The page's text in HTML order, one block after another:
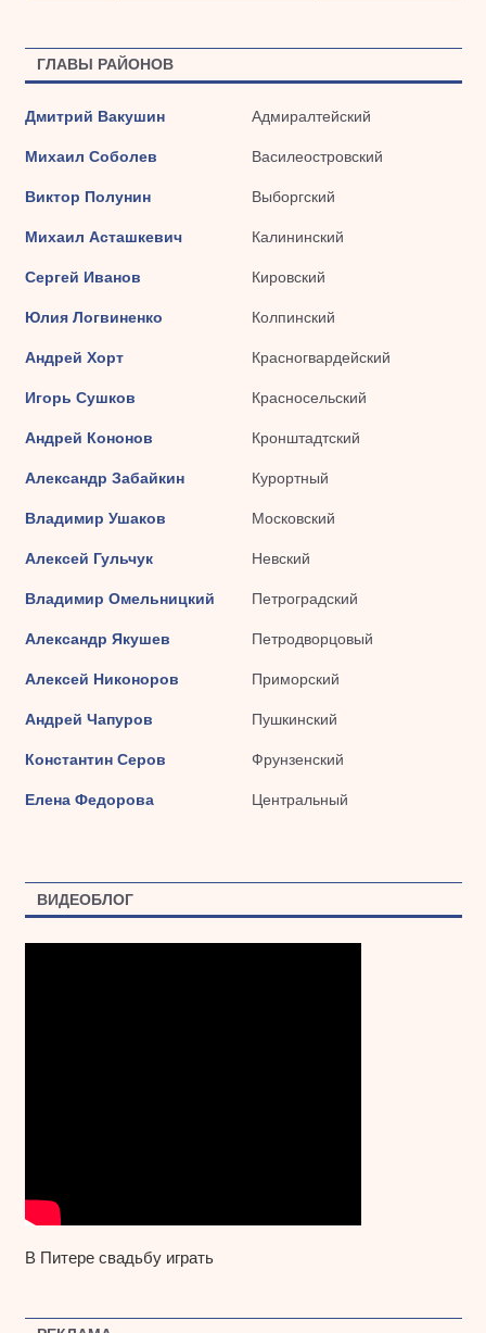
ГЛАВЫ РАЙОНОВ
Дмитрий Вакушин Адмиралтейский
Михаил Соболев Василеостровский
Виктор Полунин Выборгский
Михаил Асташкевич Калининский
Сергей Иванов Кировский
Юлия Логвиненко Колпинский
Андрей Хорт Красногвардейский
Игорь Сушков Красносельский
Андрей Кононов Кронштадтский
Александр Забайкин Курортный
Владимир Ушаков Московский
Алексей Гульчук Невский
Владимир Омельницкий Петроградский
Александр Якушев Петродворцовый
Алексей Никоноров Приморский
Андрей Чапуров Пушкинский
Константин Серов Фрунзенский
Елена Федорова Центральный
ВИДЕОБЛОГ
В Питере свадьбу играть